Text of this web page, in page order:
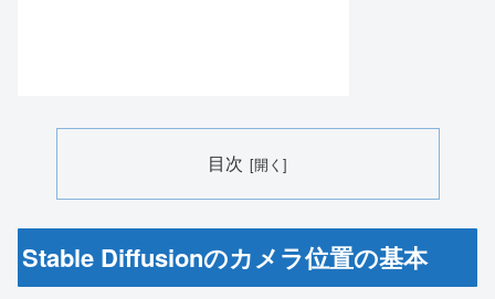
目次
Stable Diffusionのカメラ位置の基本